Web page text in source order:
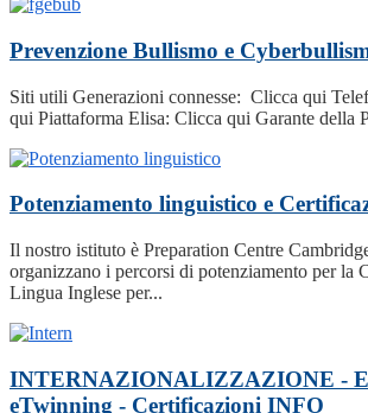
Prevenzione Bullismo e
Siti utili Generazioni connesse: Clicca qui
qui Piattaforma Elisa: Clicca qui Garante della
Potenziamento linguistico e
Il nostro istituto è Preparation Centre
organizzano i percorsi di potenziamento per la
Lingua Inglese per...
INTERNAZIONALIZZAZIONE -
eTwinning - Certificazioni INFO